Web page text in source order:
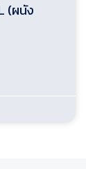
(ผนัง